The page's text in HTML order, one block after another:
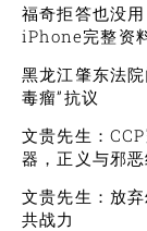
福奇拒答也没
iPhone完整资
黑龙江肇东法
毒瘤”抗议
文贵先生：
器，正义与邪
文贵先生：放
共战力